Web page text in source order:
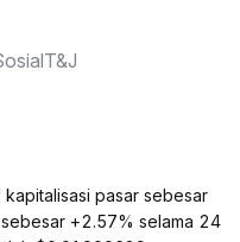
T&J
pasar sebesar
+2.57% selama 24